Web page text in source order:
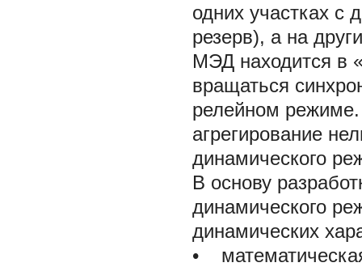
одних участках
резерв), а на
МЭД находится в
вращаться
релейном режиме.
агрегирование
динамического
В основу
динамического
динамических
•